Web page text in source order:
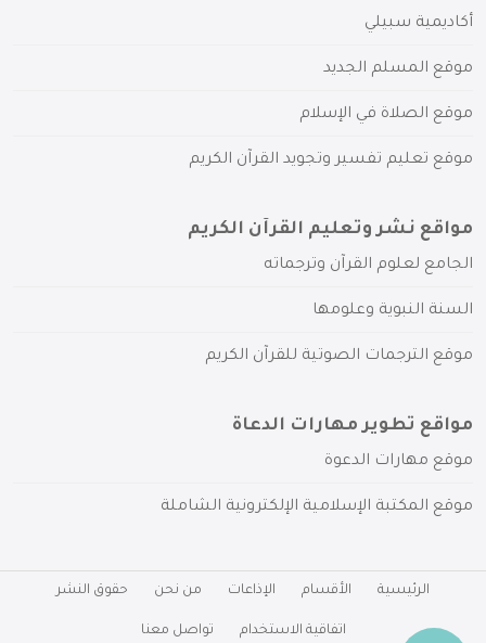
أكاديمية سبيلي
موقع المسلم الجديد
موقع الصلاة في الإسلام
موقع تعليم تفسير وتجويد القرآن الكريم
مواقع نشر وتعليم القرآن الكريم
الجامع لعلوم القرآن وترجماته
السنة النبوية وعلومها
موقع الترجمات الصوتية للقرآن الكريم
مواقع تطوير مهارات الدعاة
موقع مهارات الدعوة
موقع المكتبة الإسلامية الإلكترونية الشاملة
الرئيسية الأقسام الإذاعات من نحن حقوق النشر
اتفاقية الاستخدام تواصل معنا